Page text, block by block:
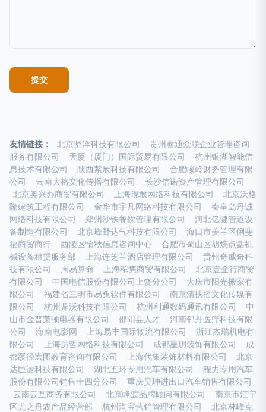
友情链接： 北京坚洋科技有限公司
贵州睿通众联企业管理咨询
服务有限公司
天厦（厦门）国际贸易有限公司
杭州银湖智能信
息技术有限公司
陕西紫辰科技有限公司
合肥峻岭财务管理有限
公司
云南大格文化传播有限公司
长沙信诺资产管理有限公司
北京奥兴办商贸有限公司
上海现敢网络科技有限公司
北京沃格
隆建筑工程有限公司
金华市宇凡网络科技有限公司
秦皇岛丹诚
网络科技有限公司
郑州沙铁餐饮管理有限公司
河北亿健管道设
备制造有限公司
北京峰野达气科技有限公司
海口市美兰区俐斐
福商贸商行
西陵区怡秋信息咨询中心
合肥市蜀山区胡烷点鑫机
械设备租赁服务部
上海连芝兰酒店管理有限公司
贵州奇威奇科
技有限公司
周易算命 上海秾隽商贸有限公司
北京壹企行商贸
有限公司
中国电信股份有限公司上饶分公司
大庆市阳光搬家有
限公司
福建省三明市易兔软件有限公司
南京清扶摇文化传媒有
限公司
杭州鼎沃科技有限公司 杭州利通数码通讯有限公司
中
山市金普莱顿电器有限公司
邵阳县人才
河南邻丹医疗科技有限
公司
海南电影网 上海易丰国际物流有限公司
浙江杰瑞机电有
限公司
上海厉哲网络科技有限公司 成都星玥装饰有限公司
成
都蹊径宏图教育咨询有限公司
上海代集装饰材料有限公司
北京
达巨运科技有限公司
湖北五环专用汽车有限公司
程力专用汽车
股份有限公司销售十四分公司
重庆昊珅进出口汽车销售有限公司
云南云互商务有限公司
北京峰渡品牌顾问有限公司
南京市江宁
区尤之丹农产品经营部
杭州淘宝营销管理有限公司
北京林峰克